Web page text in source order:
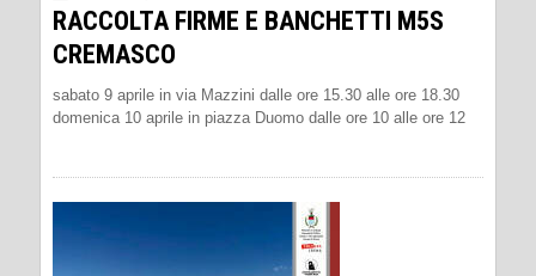
RACCOLTA FIRME E BANCHETTI M5S
CREMASCO
sabato 9 aprile in via Mazzini dalle ore 15.30 alle ore 18.30
domenica 10 aprile in piazza Duomo dalle ore 10 alle ore 12